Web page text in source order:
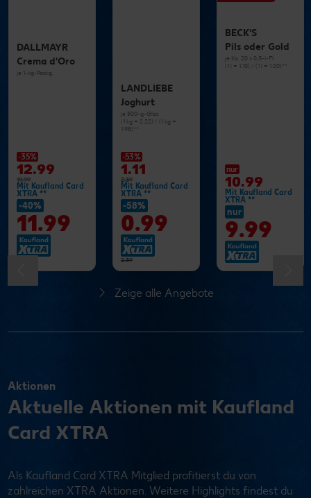
DALLMAYR
Crema d'Oro
je 1-kg-Packg.
-35%
12.99
19.99
Mit Kaufland Card
XTRA **
-40%
11.99
LANDLIEBE
Joghurt
je 500-g-Glas
(1 kg = 2.22) / (1 kg =
1.98)**
-53%
1.11
2.39
Mit Kaufland Card
XTRA **
-58%
0.99
2.39
BECK'S
Pils oder Gold
je Ka. 20 x 0,5-l-Fl.
(1 l = 1.10) / (1 l = 1.00)**
nur
10.99
Mit Kaufland Card
XTRA **
nur
9.99
Zeige alle Angebote
Aktionen
Aktuelle Aktionen mit Kaufland
Card XTRA
Als Kaufland Card XTRA Mitglied profitierst du von
zahlreichen XTRA Aktionen. Weitere Highlights findest du